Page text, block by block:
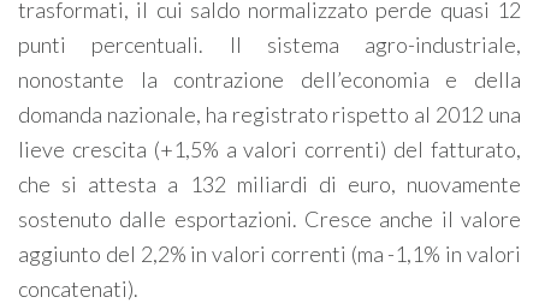
trasformati, il cui saldo normalizzato perde quasi 12
punti percentuali. Il sistema agro-industriale,
nonostante la contrazione dell’economia e della
domanda nazionale, ha registrato rispetto al 2012 una
lieve crescita (+1,5% a valori correnti) del fatturato,
che si attesta a 132 miliardi di euro, nuovamente
sostenuto dalle esportazioni. Cresce anche il valore
aggiunto del 2,2% in valori correnti (ma -1,1% in valori
concatenati).